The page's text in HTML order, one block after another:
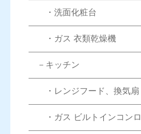
・洗面化粧台
・ガス 衣類乾燥機
－キッチン
・レンジフード、換気扇
・ガス ビルトインコンロ